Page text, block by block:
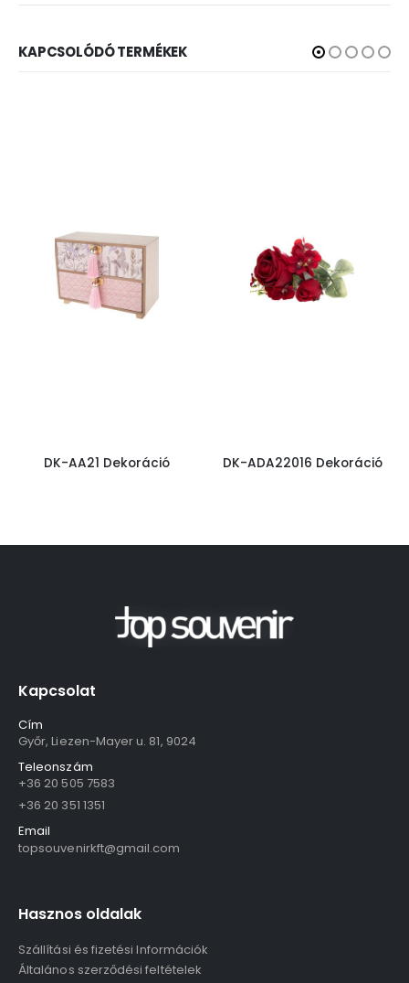
KAPCSOLÓDÓ TERMÉKEK
DK-AA21 Dekoráció DK-ADA22016 Dekoráció
Kapcsolat
Cím
Győr, Liezen-Mayer u. 81, 9024
Teleonszám
+36 20 505 7583
+36 20 351 1351
Email
topsouvenirkft@gmail.com
Hasznos oldalak
Szállítási és fizetési Információk
Általános szerződési feltételek